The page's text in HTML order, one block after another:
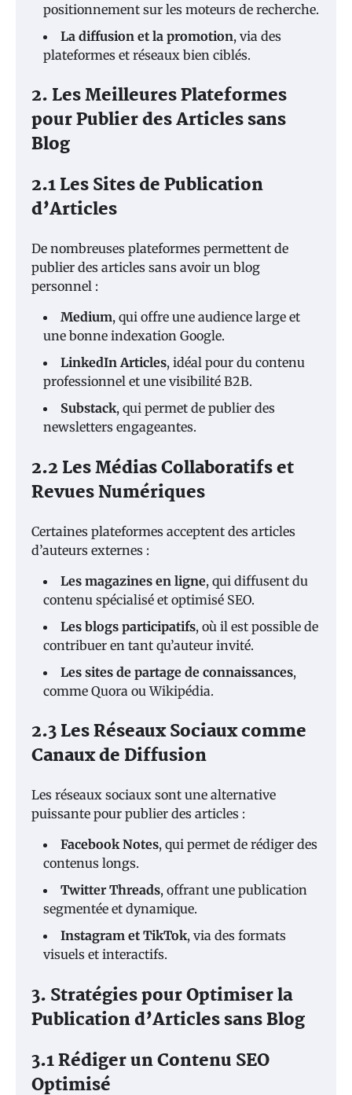
positionnement sur les moteurs de recherche.
La diffusion et la promotion, via des
plateformes et réseaux bien ciblés.
2. Les Meilleures Plateformes
pour Publier des Articles sans
Blog
2.1 Les Sites de Publication
d’Articles
De nombreuses plateformes permettent de
publier des articles sans avoir un blog
personnel :
Medium, qui offre une audience large et
une bonne indexation Google.
LinkedIn Articles, idéal pour du contenu
professionnel et une visibilité B2B.
Substack, qui permet de publier des
newsletters engageantes.
2.2 Les Médias Collaboratifs et
Revues Numériques
Certaines plateformes acceptent des articles
d’auteurs externes :
Les magazines en ligne, qui diffusent du
contenu spécialisé et optimisé SEO.
Les blogs participatifs, où il est possible de
contribuer en tant qu’auteur invité.
Les sites de partage de connaissances,
comme Quora ou Wikipédia.
2.3 Les Réseaux Sociaux comme
Canaux de Diffusion
Les réseaux sociaux sont une alternative
puissante pour publier des articles :
Facebook Notes, qui permet de rédiger des
contenus longs.
Twitter Threads, offrant une publication
segmentée et dynamique.
Instagram et TikTok, via des formats
visuels et interactifs.
3. Stratégies pour Optimiser la
Publication d’Articles sans Blog
3.1 Rédiger un Contenu SEO
Optimisé